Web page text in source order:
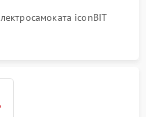
iconBIT